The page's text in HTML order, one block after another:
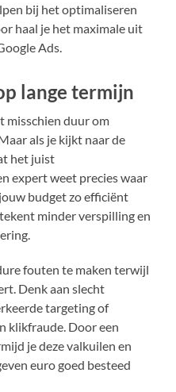
bij het optimaliseren
haal je het maximale uit
Ads.
lange termijn
misschien duur om
als je kijkt naar de
het juist
expert weet precies waar
budget zo efficiënt
minder verspilling en
fouten te maken terwijl
Denk aan slecht
targeting of
klikfraude. Door een
je deze valkuilen en
euro goed besteed